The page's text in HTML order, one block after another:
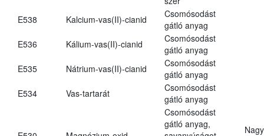
E538 Kalcium-vas(II)-cianid
Csomósodást
gátló anyag
E536
Kálium-vas(II)-cianid
Csomósodást
gátló anyag
E535
Nátrium-vas(II)-cianid
Csomósodást
gátló anyag
E534
Vas-tartarát
Csomósodást
gátló anyag
Csomósodást
gátló anyag,